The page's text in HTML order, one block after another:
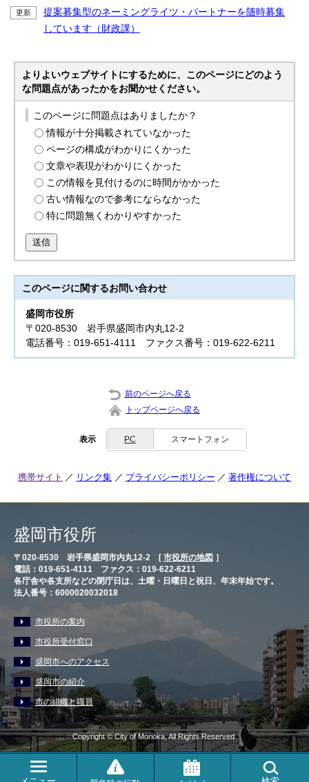
更新
提案募集型のネーミングライツ・パートナーを随時募集
しています（財政課）
よりよいウェブサイトにするために、このページにどのよう
な問題点があったかをお聞かせください。
このページに問題点はありましたか？
情報が十分掲載されていなかった
ページの構成がわかりにくかった
文章や表現がわかりにくかった
この情報を見付けるのに時間がかかった
古い情報なので参考にならなかった
特に問題無くわかりやすかった
送信
このページに関するお問い合わせ
盛岡市役所
〒020-8530 岩手県盛岡市内丸12-2
電話番号：019-651-4111 ファクス番号：019-622-6211
前のページへ戻る
トップページへ戻る
表示 PC スマートフォン
携帯サイト リンク集 プライバシーポリシー 著作権について
盛岡市役所
〒020-8530 岩手県盛岡市内丸12-2 [ 市役所の地図 ］
電話：019-651-4111 ファクス：019-622-6211
各庁舎や各支所などの閉庁日は、土曜・日曜日と祝日、年末年始です。
法人番号：6000020032018
市役所の案内
市役所受付窓口
盛岡市へのアクセス
盛岡市の紹介
市の組織と職員
Copyright © City of Morioka, All Rights Reserved.